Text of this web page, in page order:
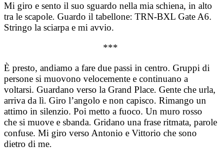
Mi giro e sento il suo sguardo nella mia schiena, in alto
tra le scapole. Guardo il tabellone: TRN-BXL Gate A6.
Stringo la sciarpa e mi avvio.
***
È presto, andiamo a fare due passi in centro. Gruppi di
persone si muovono velocemente e continuano a
voltarsi. Guardano verso la Grand Place. Gente che urla,
arriva da lì. Giro l’angolo e non capisco. Rimango un
attimo in silenzio. Poi metto a fuoco. Un muro rosso
che si muove e sbanda. Gridano una frase ritmata, parole
confuse. Mi giro verso Antonio e Vittorio che sono
dietro di me.